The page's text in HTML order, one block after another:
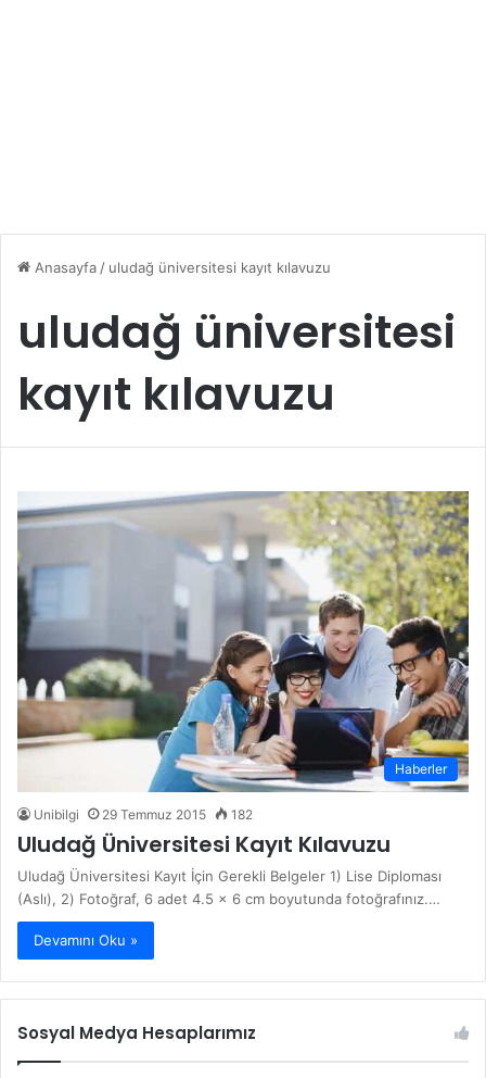
Anasayfa / uludağ üniversitesi kayıt kılavuzu
uludağ üniversitesi
kayıt kılavuzu
Haberler
Unibilgi 29 Temmuz 2015 182
Uludağ Üniversitesi Kayıt Kılavuzu
Uludağ Üniversitesi Kayıt İçin Gerekli Belgeler 1) Lise Diploması
(Aslı), 2) Fotoğraf, 6 adet 4.5 x 6 cm boyutunda fotoğrafınız.…
Devamını Oku »
Sosyal Medya Hesaplarımız